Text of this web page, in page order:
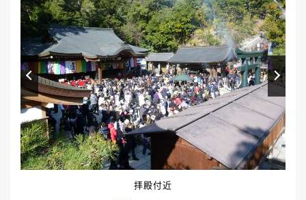
拝殿付近
Prev Next